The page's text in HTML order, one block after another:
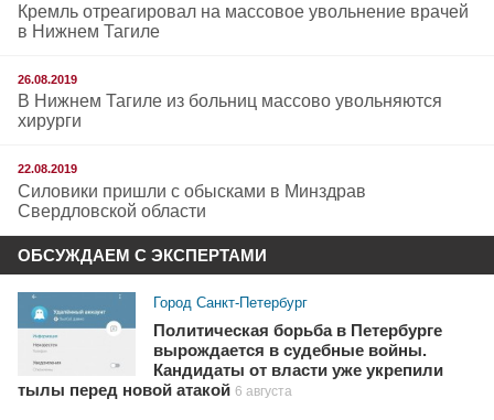
Кремль отреагировал на массовое увольнение врачей
в Нижнем Тагиле
26.08.2019
В Нижнем Тагиле из больниц массово увольняются
хирурги
22.08.2019
Силовики пришли с обысками в Минздрав
Свердловской области
ОБСУЖДАЕМ С ЭКСПЕРТАМИ
Город Санкт-Петербург
Политическая борьба в Петербурге
вырождается в судебные войны.
Кандидаты от власти уже укрепили
тылы перед новой атакой 6 августа